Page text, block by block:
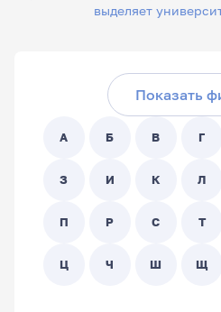
выделяет
Показать
Поиск по ФИО
А Б В Г
З И К Л
П Р С Т
Ц Ч Ш Щ